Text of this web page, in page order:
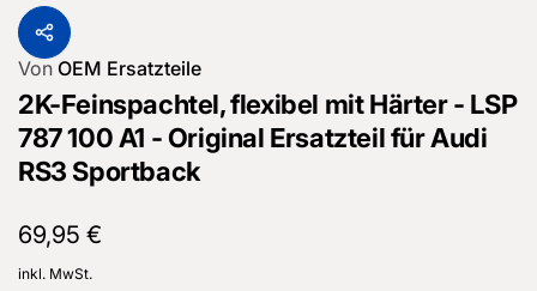
Von OEM Ersatzteile
2K-Feinspachtel, flexibel mit Härter - LSP
787 100 A1 - Original Ersatzteil für Audi
RS3 Sportback
Normaler
Preis
69,95 €
inkl. MwSt.